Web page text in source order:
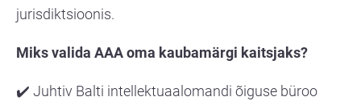
jurisdiktsioonis.
Miks valida AAA oma kaubamärgi kaitsjaks?
✔️ Juhtiv Balti intellektuaalomandi õiguse büroo